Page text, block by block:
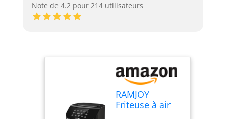
Note de 4.2 pour 214 utilisateurs
RAMJOY
Friteuse à air